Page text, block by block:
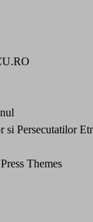
si Persecutatilor
Themes